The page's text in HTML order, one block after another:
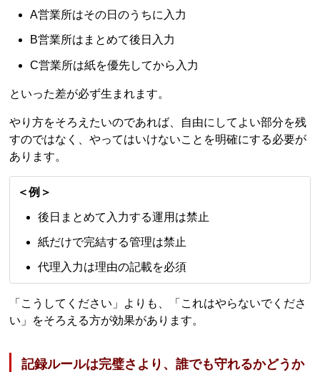
A営業所はその日のうちに入力
B営業所はまとめて後日入力
C営業所は紙を優先してから入力
といった差が必ず生まれます。
やり方をそろえたいのであれば、自由にしてよい部分を残
すのではなく、やってはいけないことを明確にする必要が
あります。
＜例＞
後日まとめて入力する運用は禁止
紙だけで完結する管理は禁止
代理入力は理由の記載を必須
「こうしてください」よりも、「これはやらないでくださ
い」をそろえる方が効果があります。
記録ルールは完璧さより、誰でも守れるかどうか